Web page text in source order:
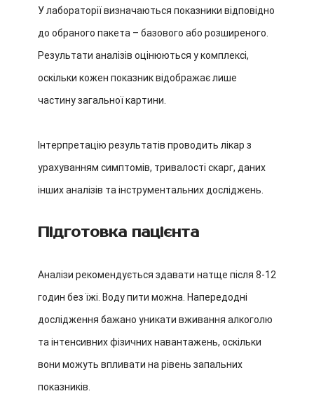
У лабораторії визначаються показники відповідно
до обраного пакета – базового або розширеного.
Результати аналізів оцінюються у комплексі,
оскільки кожен показник відображає лише
частину загальної картини.
Інтерпретацію результатів проводить лікар з
урахуванням симптомів, тривалості скарг, даних
інших аналізів та інструментальних досліджень.
Підготовка пацієнта
Аналізи рекомендується здавати натще після 8-12
годин без їжі. Воду пити можна. Напередодні
дослідження бажано уникати вживання алкоголю
та інтенсивних фізичних навантажень, оскільки
вони можуть впливати на рівень запальних
показників.